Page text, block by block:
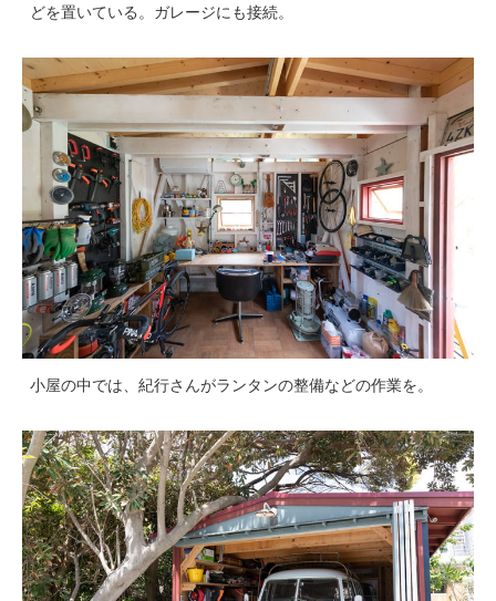
どを置いている。ガレージにも接続。
小屋の中では、紀行さんがランタンの整備などの作業を。